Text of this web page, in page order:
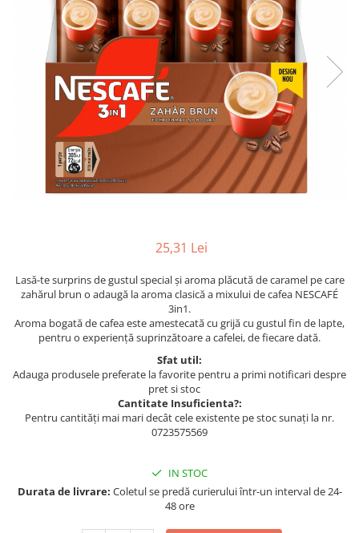
25,31 Lei
Lasă-te surprins de gustul special și aroma plăcută de caramel pe care
zahărul brun o adaugă la aroma clasică a mixului de cafea NESCAFÉ
3in1.
Aroma bogată de cafea este amestecată cu grijă cu gustul fin de lapte,
pentru o experiență suprinzătoare a cafelei, de fiecare dată.
Sfat util:
Adauga produsele preferate la favorite pentru a primi notificari despre
pret si stoc
Cantitate Insuficienta?:
Pentru cantități mai mari decât cele existente pe stoc sunați la nr.
0723575569
IN STOC
Durata de livrare: Coletul se predă curierului într-un interval de 24-
48 ore